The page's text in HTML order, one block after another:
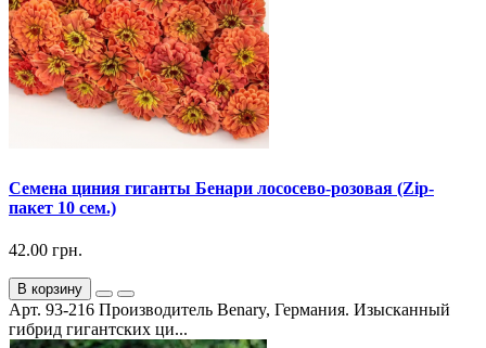
Семена циния гиганты Бенари лососево-розовая (Zip-
пакет 10 сем.)
42.00 грн.
В корзину
Арт. 93-216 Производитель Benary, Германия. Изысканный
гибрид гигантских ци...